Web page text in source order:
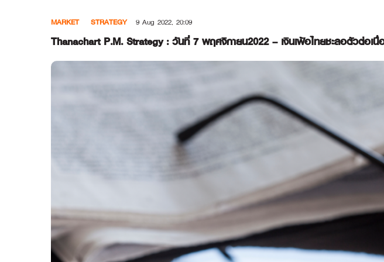
MARKET STRATEGY 9 Aug 2022, 20:09
Thanachart P.M. Strategy : วันที่ 7 พฤศจิกายน2022 – เงินเฟ้อไทยชะลอตัวต่อ